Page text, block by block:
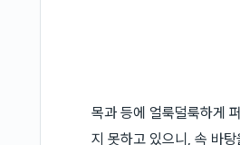
목과 등에 얼룩덜룩하게
지 못하고 있으니, 속 바